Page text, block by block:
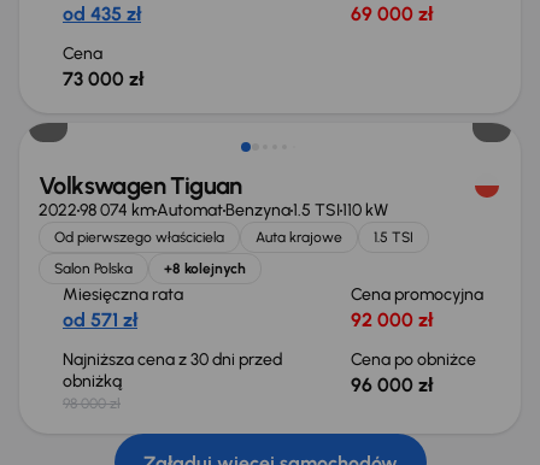
od 435 zł 69 000 zł
Cena
73 000 zł
Volkswagen Tiguan
202298 074 kmAutomatBenzyna1.5 TSI110 kW
Od pierwszego właściciela Auta krajowe
1.5 TSI
Salon Polska
+8 kolejnych
Miesięczna rata
od 571 zł
Cena promocyjna
92 000 zł
Najniższa cena z 30 dni przed
obniżką
98 000 zł
Cena po obniżce
96 000 zł